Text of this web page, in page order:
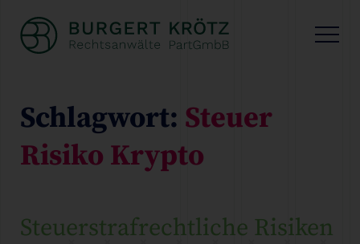
Schlagwort: Steuer
Risiko Krypto
Steuerstrafrechtliche Risiken